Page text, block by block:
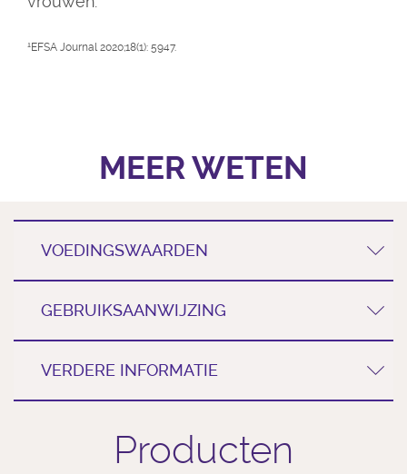
¹EFSA Journal 2020;18(1): 5947.
MEER WETEN
VOEDINGSWAARDEN
GEBRUIKSAANWIJZING
VERDERE INFORMATIE
Producten